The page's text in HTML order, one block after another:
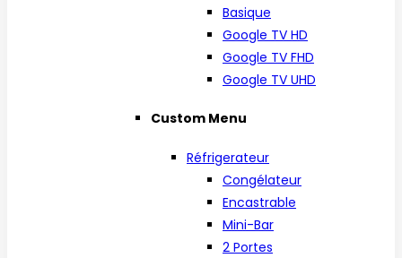
Basique
Google TV HD
Google TV FHD
Google TV UHD
Custom Menu
Réfrigerateur
Congélateur
Encastrable
Mini-Bar
2 Portes